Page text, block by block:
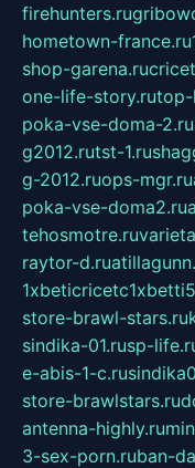
firehunters.ru
hometown-france.ru
shop-garena.ru
one-life-story.rutop-
poka-vse-doma-2.ru
g2012.rutst-1.ru
g-2012.ruops-mgr.ru
poka-vse-doma2.ru
tehosmotre.ru
raytor-d.ru
store-brawl-stars.ru
sindika-01.rusp-
e-abis-1-c.ru
store-brawlstars.ru
antenna-highly.ru
3-sex-porn.ruban-